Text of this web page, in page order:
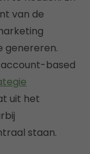
van de
genereren.
based
uit het
staan.